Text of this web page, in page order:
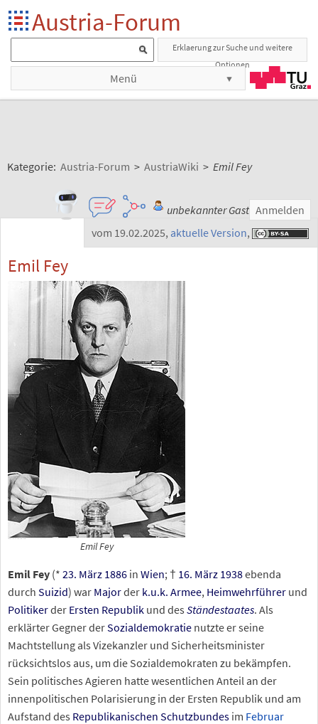
Austria-Forum
Erklaerung zur Suche und weitere
Optionen
Menü
Kategorie: Austria-Forum > AustriaWiki > Emil Fey
unbekannter Gast Anmelden
vom 19.02.2025, aktuelle Version,
Emil Fey
Emil Fey
Emil Fey (* 23. März 1886 in Wien; † 16. März 1938ebenda
durch Suizid) war Majorder k.u.k. Armee, Heimwehrführer und
Politikerder Ersten Republik und des Ständestaates. Als
erklärter Gegner derSozialdemokratie nutzte er seine
Machtstellung als Vizekanzler und Sicherheitsminister
rücksichtslos aus, um die Sozialdemokraten zu bekämpfen.
Sein politisches Agieren hatte wesentlichen Anteil an der
innenpolitischen Polarisierung in der Ersten Republik und am
Aufstand des Republikanischen Schutzbundes im Februar